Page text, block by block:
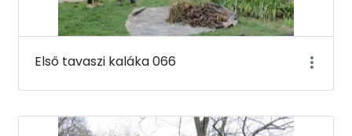
Első tavaszi kaláka 066